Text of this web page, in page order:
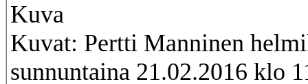
Kuva
Kuvat: Pertti Manninen
sunnuntaina 21.02.2016 klo